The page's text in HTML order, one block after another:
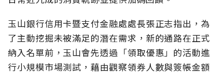
玉山銀行信用卡暨支付金融處處長張正志指出，為
了主動挖掘未被滿足的潛在需求，新的通路在正式
納入名單前，玉山會先透過「領取優惠」的活動進
行小規模市場測試，藉由觀察領券人數與簽帳金額